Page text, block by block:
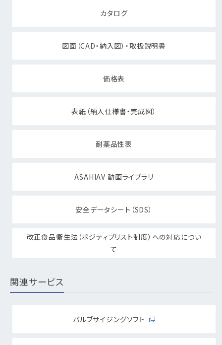
カタログ
図面（CAD・納入図）・取扱説明書
価格表
表紙（納入仕様書・完成図）
耐薬品性表
ASAHIAV 動画ライブラリ
安全データシート（SDS）
改正食品衛生法（ポジティブリスト制度）への対応につい
て
関連サービス
バルブサイジングソフト